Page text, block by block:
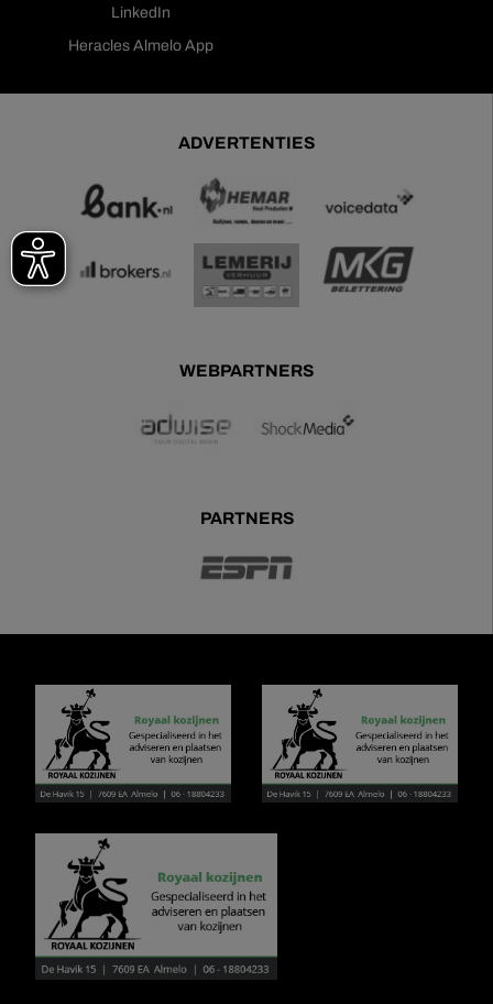
LinkedIn
Heracles Almelo App
ADVERTENTIES
WEBPARTNERS
PARTNERS